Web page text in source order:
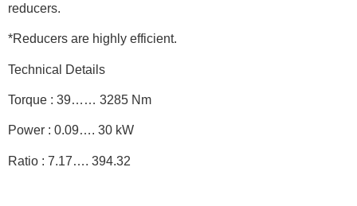
reducers.
*Reducers are highly efficient.
Technical Details
Torque : 39…… 3285 Nm
Power : 0.09…. 30 kW
Ratio : 7.17…. 394.32